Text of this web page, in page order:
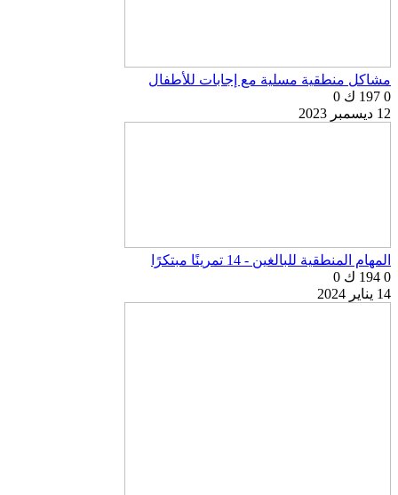
مشاكل منطقية مسلية مع إجابات للأطفال
0 197 ك
0
12 ديسمبر 2023
المهام المنطقية للبالغين - 14 تمرينًا مبتكرًا
0 194 ك
0
14 يناير 2024